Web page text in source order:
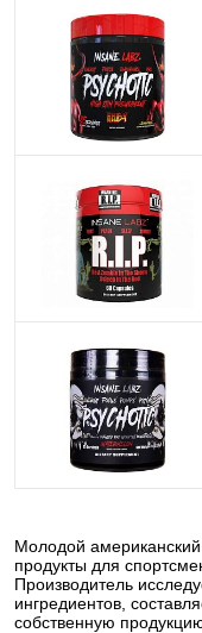
Молодой
продукты для
Производитель
ингредиентов,
собственную